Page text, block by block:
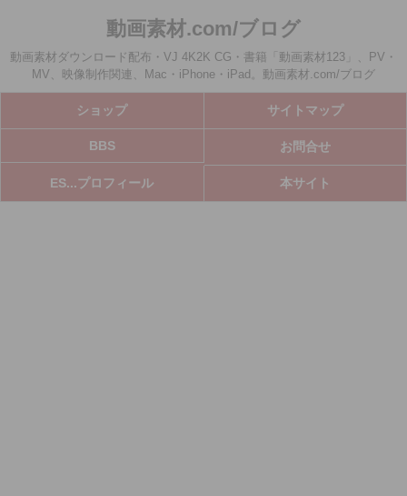
動画素材.com/ブログ
動画素材ダウンロード配布・VJ 4K2K CG・書籍「動画素材123」、PV・
MV、映像制作関連、Mac・iPhone・iPad。動画素材.com/ブログ
ショップ サイトマップ
BBS お問合せ
ES...プロフィール 本サイト